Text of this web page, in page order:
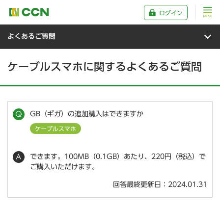
ログイン
よくあるご質問
ケーブルスマホに関するよくあるご質問
GB（ギガ）の追加購入はできますか
ケーブルスマホ
できます。100MB（0.1GB）あたり、220円（税込）で
ご購入いただけます。
回答最終更新日：2024.01.31